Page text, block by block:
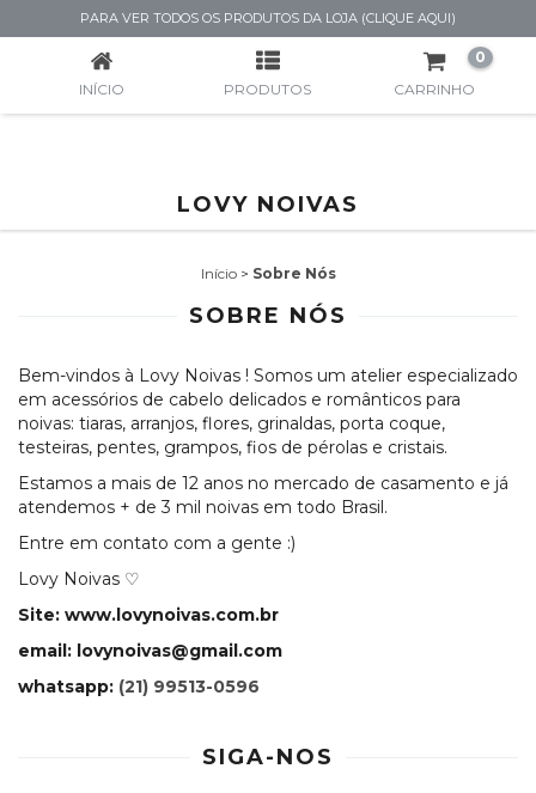
PARA VER TODOS OS PRODUTOS DA LOJA (CLIQUE AQUI)
SOBRE NÓS
INÍCIO PRODUTOS CARRINHO
0
LOVY NOIVAS
Início > Sobre Nós
SOBRE NÓS
Bem-vindos à Lovy Noivas ! Somos um atelier especializado
em acessórios de cabelo delicados e românticos para
noivas: tiaras, arranjos, flores, grinaldas, porta coque,
testeiras, pentes, grampos, fios de pérolas e cristais.
Estamos a mais de 12 anos no mercado de casamento e já
atendemos + de 3 mil noivas em todo Brasil.
Entre em contato com a gente :)
Lovy Noivas ♡
Site: www.lovynoivas.com.br
email: lovynoivas@gmail.com
whatsapp: (21) 99513-0596
SIGA-NOS